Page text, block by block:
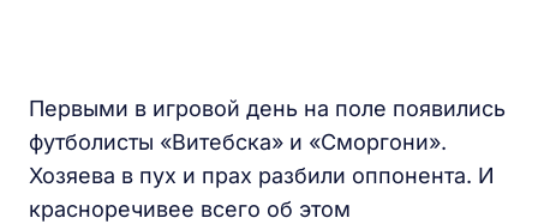
Первыми в игровой день на поле появились
футболисты «Витебска» и «Сморгони».
Хозяева в пух и прах разбили оппонента. И
красноречивее всего об этом